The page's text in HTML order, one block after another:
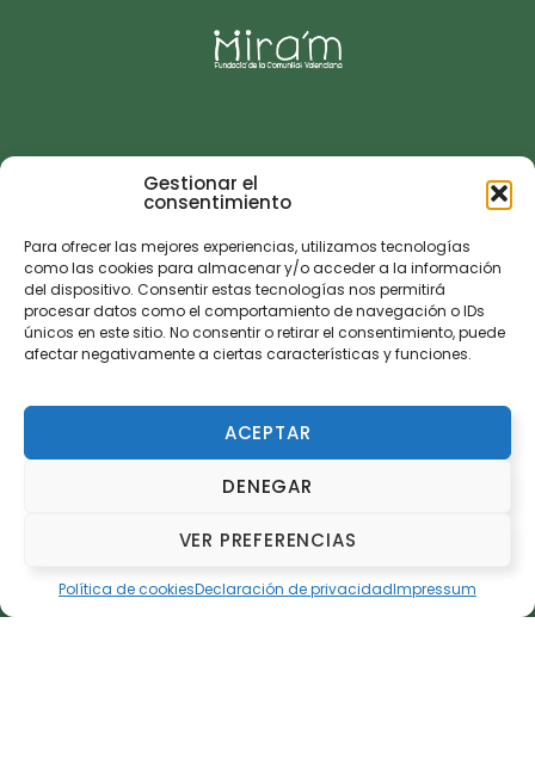
Gestionar el
consentimiento
Para ofrecer las mejores experiencias, utilizamos tecnologías
como las cookies para almacenar y/o acceder a la información
del dispositivo. Consentir estas tecnologías nos permitirá
procesar datos como el comportamiento de navegación o IDs
únicos en este sitio. No consentir o retirar el consentimiento, puede
afectar negativamente a ciertas características y funciones.
ACEPTAR
DENEGAR
VER PREFERENCIAS
Política de cookiesDeclaración de privacidadImpressum
El Circuit de Carreras Populares València es una
iniciativa de la Fundación Deportiva Municipal de
València para promover el deporte y la vida
saludable.
Clasificaciones
Preguntas Frecuentes